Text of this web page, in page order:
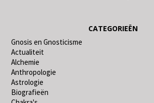
CATEGORIEËN
Gnosis en Gnosticisme
Actualiteit
Alchemie
Anthropologie
Astrologie
Biografieën